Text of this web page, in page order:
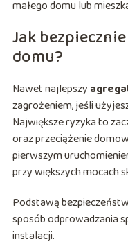
małego domu lub
Jak
domu?
Nawet najlepszy
zagrożeniem, jeśli
Największe ryzyka to
oraz przeciążenie
pierwszym
przy większych mocach
Podstawą
sposób odprowadzania
instalacji.